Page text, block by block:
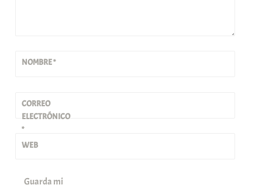
NOMBRE*
CORREO
ELECTRÓNICO
*
WEB
Guarda mi